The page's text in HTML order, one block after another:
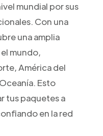
mundial por sus
Con una
una amplia
mundo,
América del
Esto
tus paquetes a
en la red